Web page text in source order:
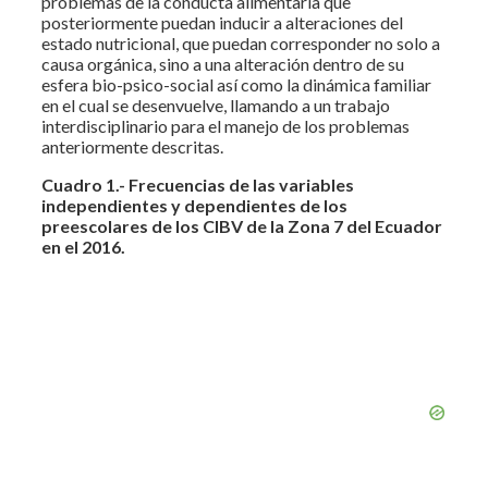
posteriormente puedan inducir a alteraciones del
estado nutricional, que puedan corresponder no solo a
causa orgánica, sino a una alteración dentro de su
esfera bio-psico-social así como la dinámica familiar
en el cual se desenvuelve, llamando a un trabajo
interdisciplinario para el manejo de los problemas
anteriormente descritas.
Cuadro 1.- Frecuencias de las variables
independientes y dependientes de los
preescolares de los CIBV de la Zona 7 del Ecuador
en el 2016.